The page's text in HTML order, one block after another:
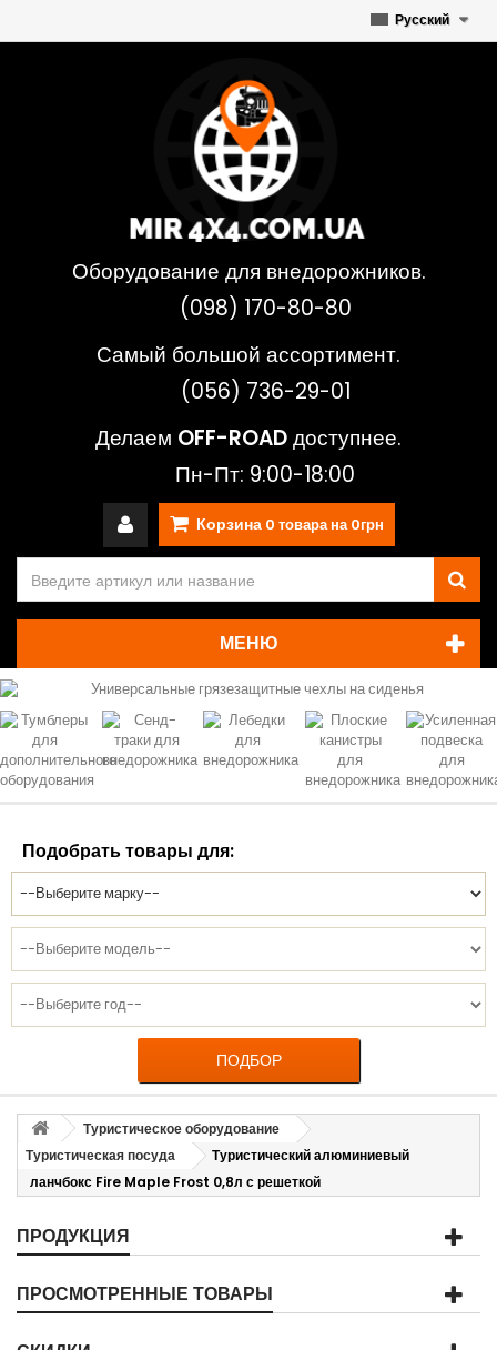
Русский
Оборудование для внедорожников.
(098) 170-80-80
Самый большой ассортимент.
(056) 736-29-01
Делаем OFF-ROADдоступнее.
Пн-Пт: 9:00-18:00
Корзина 0 товара на 0грн
МЕНЮ
Подобрать товары для:
ПОДБОР
Туристическое оборудование
Туристическая посуда
Туристический алюминиевый
ланчбокс Fire Maple Frost 0,8л с решеткой
ПРОДУКЦИЯ
ПРОСМОТРЕННЫЕ ТОВАРЫ